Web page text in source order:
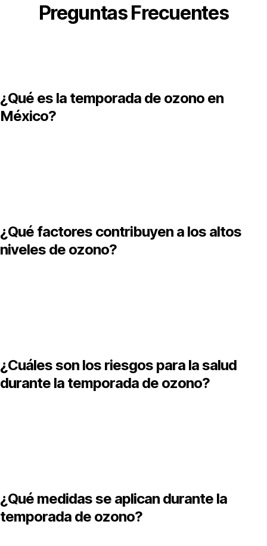
Preguntas Frecuentes
¿Qué es la temporada de ozono en
México?
¿Qué factores contribuyen a los altos
niveles de ozono?
¿Cuáles son los riesgos para la salud
durante la temporada de ozono?
¿Qué medidas se aplican durante la
temporada de ozono?